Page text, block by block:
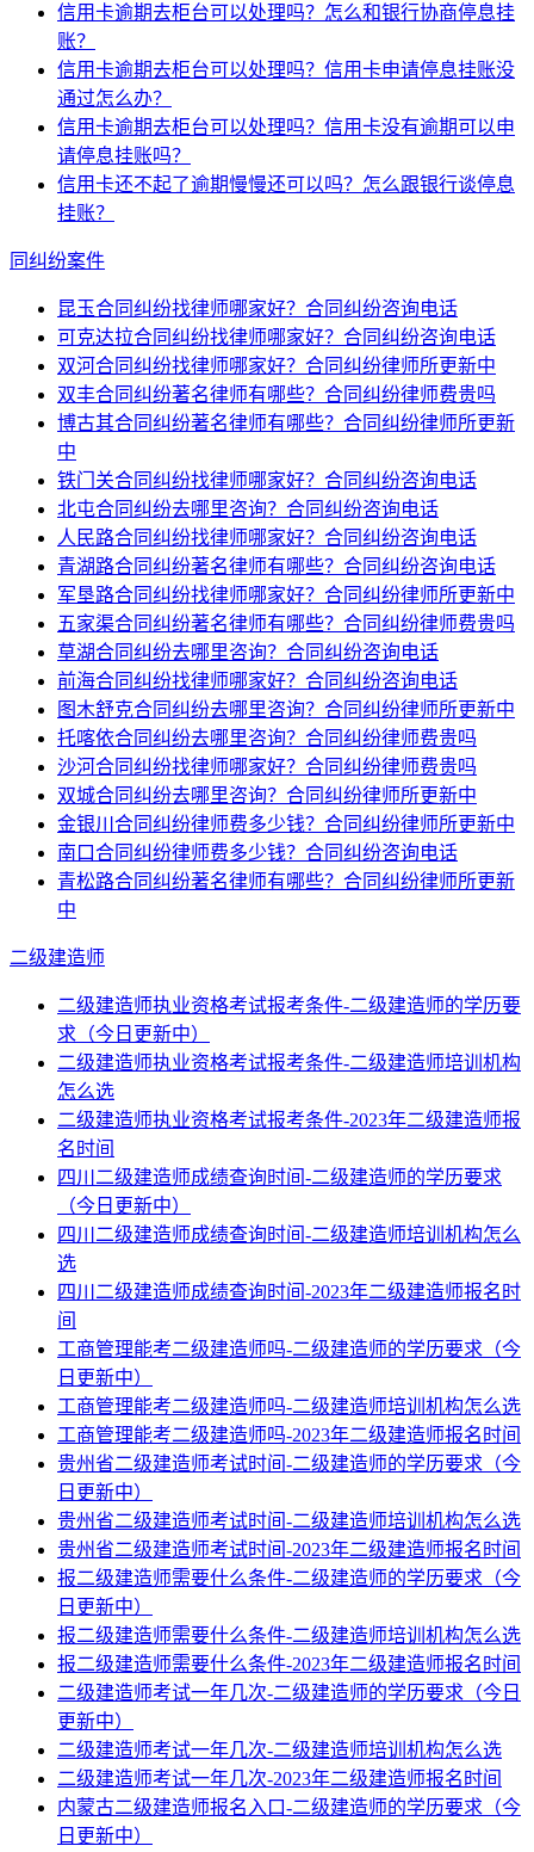
信用卡逾期去柜台可以处理吗？怎么和银行协商停息挂
账？
信用卡逾期去柜台可以处理吗？信用卡申请停息挂账没
通过怎么办？
信用卡逾期去柜台可以处理吗？信用卡没有逾期可以申
请停息挂账吗？
信用卡还不起了逾期慢慢还可以吗？怎么跟银行谈停息
挂账？
同纠纷案件
昆玉合同纠纷找律师哪家好？合同纠纷咨询电话
可克达拉合同纠纷找律师哪家好？合同纠纷咨询电话
双河合同纠纷找律师哪家好？合同纠纷律师所更新中
双丰合同纠纷著名律师有哪些？合同纠纷律师费贵吗
博古其合同纠纷著名律师有哪些？合同纠纷律师所更新
中
铁门关合同纠纷找律师哪家好？合同纠纷咨询电话
北屯合同纠纷去哪里咨询？合同纠纷咨询电话
人民路合同纠纷找律师哪家好？合同纠纷咨询电话
青湖路合同纠纷著名律师有哪些？合同纠纷咨询电话
军垦路合同纠纷找律师哪家好？合同纠纷律师所更新中
五家渠合同纠纷著名律师有哪些？合同纠纷律师费贵吗
草湖合同纠纷去哪里咨询？合同纠纷咨询电话
前海合同纠纷找律师哪家好？合同纠纷咨询电话
图木舒克合同纠纷去哪里咨询？合同纠纷律师所更新中
托喀依合同纠纷去哪里咨询？合同纠纷律师费贵吗
沙河合同纠纷找律师哪家好？合同纠纷律师费贵吗
双城合同纠纷去哪里咨询？合同纠纷律师所更新中
金银川合同纠纷律师费多少钱？合同纠纷律师所更新中
南口合同纠纷律师费多少钱？合同纠纷咨询电话
青松路合同纠纷著名律师有哪些？合同纠纷律师所更新
中
二级建造师
二级建造师执业资格考试报考条件-二级建造师的学历要
求（今日更新中）
二级建造师执业资格考试报考条件-二级建造师培训机构
怎么选
二级建造师执业资格考试报考条件-2023年二级建造师报
名时间
四川二级建造师成绩查询时间-二级建造师的学历要求
（今日更新中）
四川二级建造师成绩查询时间-二级建造师培训机构怎么
选
四川二级建造师成绩查询时间-2023年二级建造师报名时
间
工商管理能考二级建造师吗-二级建造师的学历要求（今
日更新中）
工商管理能考二级建造师吗-二级建造师培训机构怎么选
工商管理能考二级建造师吗-2023年二级建造师报名时间
贵州省二级建造师考试时间-二级建造师的学历要求（今
日更新中）
贵州省二级建造师考试时间-二级建造师培训机构怎么选
贵州省二级建造师考试时间-2023年二级建造师报名时间
报二级建造师需要什么条件-二级建造师的学历要求（今
日更新中）
报二级建造师需要什么条件-二级建造师培训机构怎么选
报二级建造师需要什么条件-2023年二级建造师报名时间
二级建造师考试一年几次-二级建造师的学历要求（今日
更新中）
二级建造师考试一年几次-二级建造师培训机构怎么选
二级建造师考试一年几次-2023年二级建造师报名时间
内蒙古二级建造师报名入口-二级建造师的学历要求（今
日更新中）